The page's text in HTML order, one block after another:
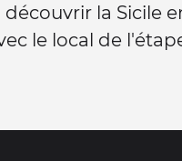
la Sicile
le local de